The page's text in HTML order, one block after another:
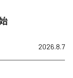
2026.8.7